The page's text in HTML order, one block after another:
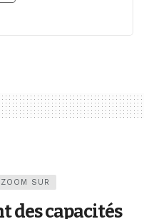
ZOOM SUR
des capacités